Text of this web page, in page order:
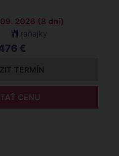
2026 (8 dní)
raňajky
€
TERMÍN
CENU